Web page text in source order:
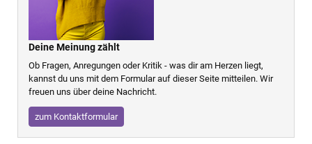
Deine Meinung zählt
Ob Fragen, Anregungen oder Kritik - was dir am Herzen liegt,
kannst du uns mit dem Formular auf dieser Seite mitteilen. Wir
freuen uns über deine Nachricht.
zum Kontaktformular